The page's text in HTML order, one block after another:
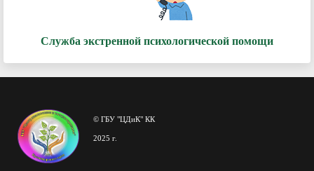
Служба экстренной психологической помощи
© ГБУ "ЦДиК" КК
2025 г.